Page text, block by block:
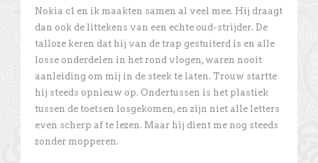
Nokia c1 en ik maakten samen al veel mee. Hij draagt
dan ook de littekens van een echte oud-strijder. De
talloze keren dat hij van de trap gestuiterd is en alle
losse onderdelen in het rond vlogen, waren nooit
aanleiding om mij in de steek te laten. Trouw startte
hij steeds opnieuw op. Ondertussen is het plastiek
tussen de toetsen losgekomen, en zijn niet alle letters
even scherp af te lezen. Maar hij dient me nog steeds
zonder mopperen.